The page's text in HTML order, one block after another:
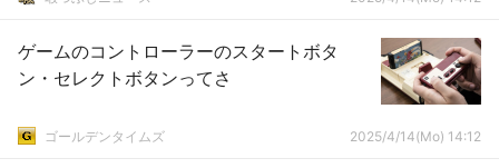
ゲームのコントローラーのスタートボタ
ン・セレクトボタンってさ
ゴールデンタイムズ 2025/4/14(Mo) 14:12